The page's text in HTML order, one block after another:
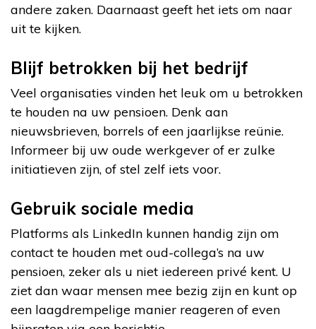
andere zaken. Daarnaast geeft het iets om naar
uit te kijken.
Blijf betrokken bij het bedrijf
Veel organisaties vinden het leuk om u betrokken
te houden na uw pensioen. Denk aan
nieuwsbrieven, borrels of een jaarlijkse reünie.
Informeer bij uw oude werkgever of er zulke
initiatieven zijn, of stel zelf iets voor.
Gebruik sociale media
Platforms als LinkedIn kunnen handig zijn om
contact te houden met oud-collega’s na uw
pensioen, zeker als u niet iedereen privé kent. U
ziet dan waar mensen mee bezig zijn en kunt op
een laagdrempelige manier reageren of even